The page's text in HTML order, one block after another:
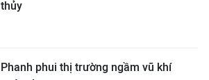
thủy
Phanh phui thị trường ngầm vũ khí